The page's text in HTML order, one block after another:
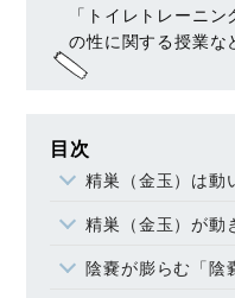
「トイレトレーニ
の性に関する授業な
目次
精巣（金玉）は動
精巣（金玉）が動
陰嚢が膨らむ「陰